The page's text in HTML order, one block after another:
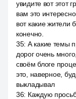
увидите вот этот
вам это
вот какие жители
конечно.
35: А какие темы
дорог очень
своём блоге
это, наверное,
выкладывал
36: Каждую